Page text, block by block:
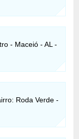
- Maceió - AL -
Roda Verde -